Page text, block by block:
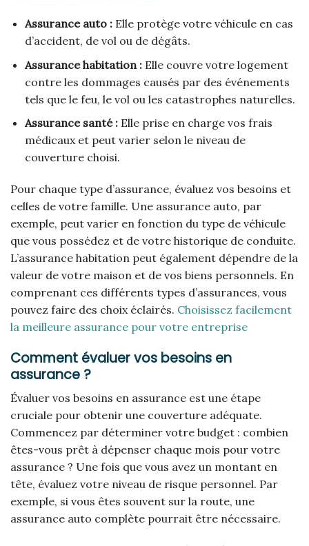
Assurance auto :Elle protège votre véhicule en cas
d’accident, de vol ou de dégâts.
Assurance habitation :Elle couvre votre logement
contre les dommages causés par des événements
tels que le feu, le vol ou les catastrophes naturelles.
Assurance santé :Elle prise en charge vos frais
médicaux et peut varier selon le niveau de
couverture choisi.
Pour chaque type d’assurance, évaluez vos besoins et
celles de votre famille. Une assurance auto, par
exemple, peut varier en fonction du type de véhicule
que vous possédez et de votre historique de conduite.
L’assurance habitation peut également dépendre de la
valeur de votre maison et de vos biens personnels. En
comprenant ces différents types d’assurances, vous
pouvez faire des choix éclairés. Choisissez facilement
la meilleure assurance pour votre entreprise
Comment évaluer vos besoins en
assurance ?
Évaluer vos besoins en assurance est une étape
cruciale pour obtenir une couverture adéquate.
Commencez par déterminer votre budget : combien
êtes-vous prêt à dépenser chaque mois pour votre
assurance ? Une fois que vous avez un montant en
tête, évaluez votre niveau de risque personnel. Par
exemple, si vous êtes souvent sur la route, une
assurance auto complète pourrait être nécessaire.